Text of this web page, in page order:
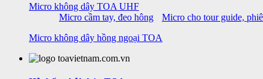
Micro không dây TOA UHF
Micro cầm tay, đeo hông
Micro cho tour guide,
Micro không dây hồng ngoại TOA